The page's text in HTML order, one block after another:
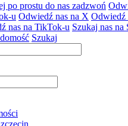
po prostu do nas zadzwoń
u Odwiedź nas na X Odwiedź
nas na TikTok-u Szukaj nas na
Szukaj